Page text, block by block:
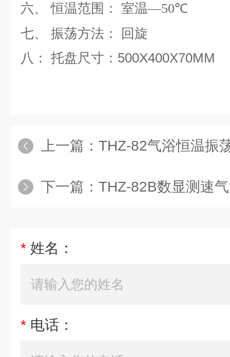
六、 恒温范围： 室温—50℃
七、 振荡方法： 回旋
八： 托盘尺寸 ： 500X400X70MM
上一篇： THZ-82气浴恒温振
下一篇： THZ-82B数显测速气浴恒
* 姓名：
* 电话：